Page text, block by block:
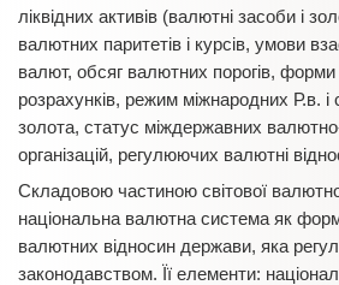
ліквідних активів (валютні засоби і
валютних паритетів і курсів, умови
валют, обсяг валютних порогів,
розрахунків, режим міжнародних Р.в. і
золота, статус міждержавних
організацій, регулюючих валютні
Складовою частиною світової
національна валютна система як
валютних відносин держави, яка
законодавством. Її елементи: